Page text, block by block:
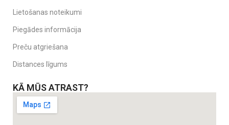
Lietošanas noteikumi
Piegādes informācija
Preču atgriešana
Distances līgums
KĀ MŪS ATRAST?